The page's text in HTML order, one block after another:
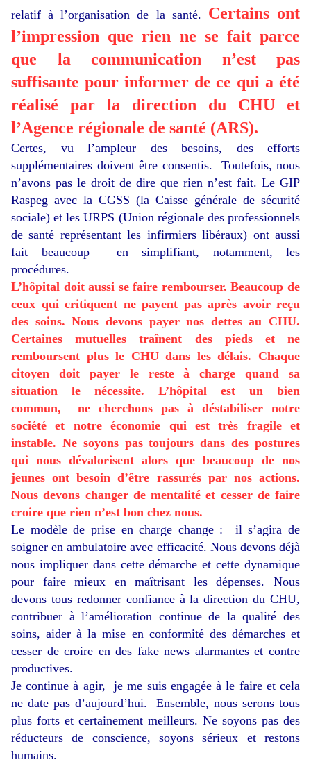
relatif à l’organisation de la santé. Certains ont
l’impression que rien ne se fait parce
que la communication n’est pas
suffisante pour informer de ce qui a été
réalisé par la direction du CHU et
l’Agence régionale de santé (ARS).
Certes, vu l’ampleur des besoins, des efforts
supplémentaires doivent être consentis. Toutefois, nous
n’avons pas le droit de dire que rien n’est fait. Le GIP
Raspeg avec la CGSS (la Caisse générale de sécurité
sociale) et les URPS (Union régionale des professionnels
de santé représentant les infirmiers libéraux) ont aussi
fait beaucoup en simplifiant, notamment, les
procédures.
L’hôpital doit aussi se faire rembourser. Beaucoup de
ceux qui critiquent ne payent pas après avoir reçu
des soins. Nous devons payer nos dettes au CHU.
Certaines mutuelles traînent des pieds et ne
remboursent plus le CHU dans les délais. Chaque
citoyen doit payer le reste à charge quand sa
situation le nécessite. L’hôpital est un bien
commun, ne cherchons pas à déstabiliser notre
société et notre économie qui est très fragile et
instable. Ne soyons pas toujours dans des postures
qui nous dévalorisent alors que beaucoup de nos
jeunes ont besoin d’être rassurés par nos actions.
Nous devons changer de mentalité et cesser de faire
croire que rien n’est bon chez nous.
Le modèle de prise en charge change : il s’agira de
soigner en ambulatoire avec efficacité. Nous devons déjà
nous impliquer dans cette démarche et cette dynamique
pour faire mieux en maîtrisant les dépenses. Nous
devons tous redonner confiance à la direction du CHU,
contribuer à l’amélioration continue de la qualité des
soins, aider à la mise en conformité des démarches et
cesser de croire en des fake news alarmantes et contre
productives.
Je continue à agir, je me suis engagée à le faire et cela
ne date pas d’aujourd’hui. Ensemble, nous serons tous
plus forts et certainement meilleurs. Ne soyons pas des
réducteurs de conscience, soyons sérieux et restons
humains.